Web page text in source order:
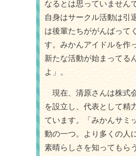
なるとは思っていません
自身はサークル活動は引
は後輩たちががんばって
す。みかんアイドルを作
新たな活動が始まってる
よ」。
現在、清原さんは株式
を設立し、代表として精
ています。「みかんサミ
動の一つ。より多くの人
素晴らしさを知ってもら